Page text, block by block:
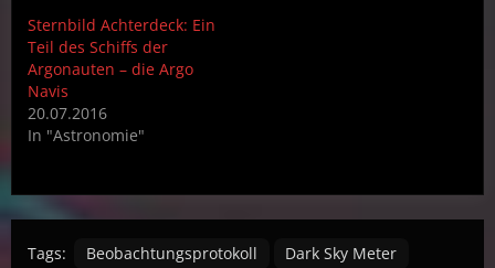
Sternbild Achterdeck: Ein
Teil des Schiffs der
Argonauten – die Argo
Navis
20.07.2016
In "Astronomie"
Tags: Beobachtungsprotokoll Dark Sky Meter